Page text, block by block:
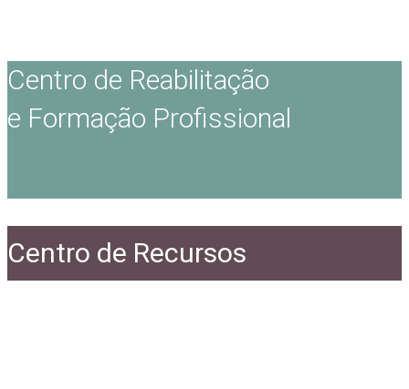
Centro de Reabilitação
e Formação Profissional
Centro de Recursos